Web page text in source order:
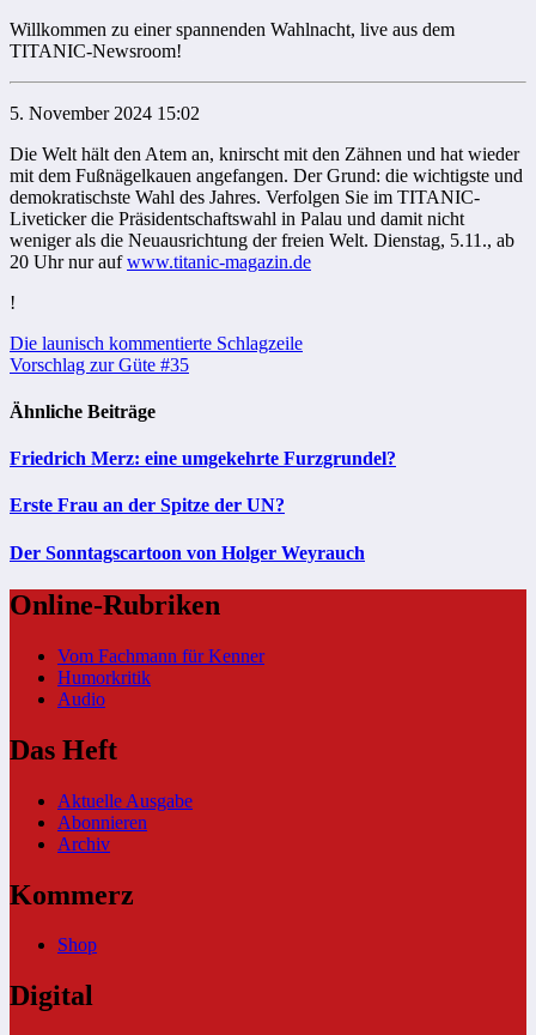
Willkommen zu einer spannenden Wahlnacht, live aus dem
TITANIC-Newsroom!
5. November 2024 15:02
Die Welt hält den Atem an, knirscht mit den Zähnen und hat wieder
mit dem Fußnägelkauen angefangen. Der Grund: die wichtigste und
demokratischste Wahl des Jahres. Verfolgen Sie im TITANIC-
Liveticker die Präsidentschaftswahl in Palau und damit nicht
weniger als die Neuausrichtung der freien Welt. Dienstag, 5.11., ab
20 Uhr nur aufwww.titanic-magazin.de
!
Beitragsnavigation
Die launisch kommentierte Schlagzeile
Vorschlag zur Güte #35
Ähnliche Beiträge
Friedrich Merz: eine umgekehrte Furzgrundel?
Erste Frau an der Spitze der UN?
Der Sonntagscartoon von Holger Weyrauch
Online-Rubriken
Vom Fachmann für Kenner
Humorkritik
Audio
Das Heft
Aktuelle Ausgabe
Abonnieren
Archiv
Kommerz
Shop
Digital